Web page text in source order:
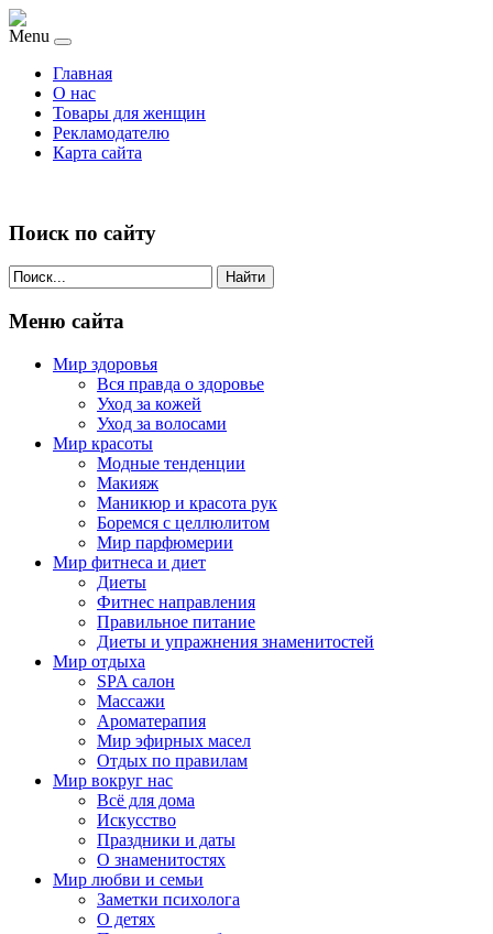
Menu
Главная
О нас
Товары для женщин
Рекламодателю
Карта сайта
Поиск по сайту
Найти
Меню сайта
Мир здоровья
Вся правда о здоровье
Уход за кожей
Уход за волосами
Мир красоты
Модные тенденции
Макияж
Маникюр и красота рук
Боремся с целлюлитом
Мир парфюмерии
Мир фитнеса и диет
Диеты
Фитнес направления
Правильное питание
Диеты и упражнения знаменитостей
Мир отдыха
SPA салон
Массажи
Ароматерапия
Мир эфирных масел
Отдых по правилам
Мир вокруг нас
Всё для дома
Искусство
Праздники и даты
О знаменитостях
Мир любви и семьи
Заметки психолога
О детях